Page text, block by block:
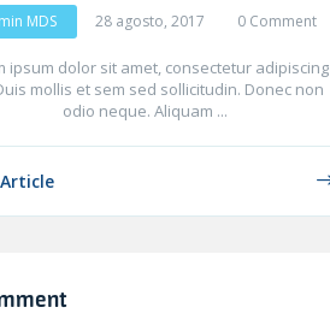
MDS 28 agosto, 2017 0 Comment
ipsum dolor sit amet, consectetur adipiscing
mollis et sem sed sollicitudin. Donec non
odio neque. Aliquam ...